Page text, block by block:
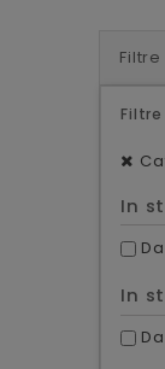
Filtre
In
Da
In
Da